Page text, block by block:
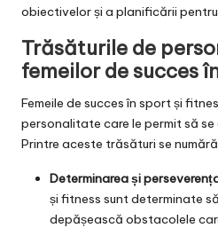
obiectivelor și a planificării
Trăsăturile de
femeilor de succes
Femeile de succes în sport și
personalitate care le permit să
Printre aceste trăsături se
Determinarea și
și fitness sunt determinate
depășească obstacolele